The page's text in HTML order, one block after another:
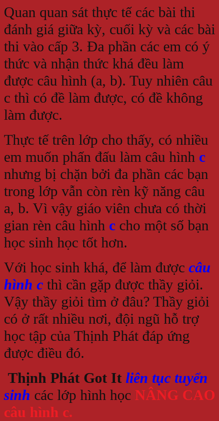
Quan quan sát thực tế các bài thi
đánh giá giữa kỳ, cuối kỳ và các bài
thi vào cấp 3. Đa phần các em có ý
thức và nhận thức khá đều làm
được câu hình (a, b). Tuy nhiên câu
c thì có đề làm được, có đề không
làm được.
Thực tế trên lớp cho thấy, có nhiều
em muốn phấn đấu làm câu hình c
nhưng bị chặn bởi đa phần các bạn
trong lớp vẫn còn rèn kỹ năng câu
a, b. Vì vậy giáo viên chưa có thời
gian rèn câu hình c cho một số bạn
học sinh học tốt hơn.
Với học sinh khá, để làm được câu
hình c thì cần gặp được thầy giỏi.
Vậy thầy giỏi tìm ở đâu? Thầy giỏi
có ở rất nhiều nơi, đội ngũ hỗ trợ
học tập của Thịnh Phát đáp ứng
được điều đó.
Thịnh Phát Got It liên tục tuyển
sinh các lớp hình học NÂNG CAO
câu hình c.